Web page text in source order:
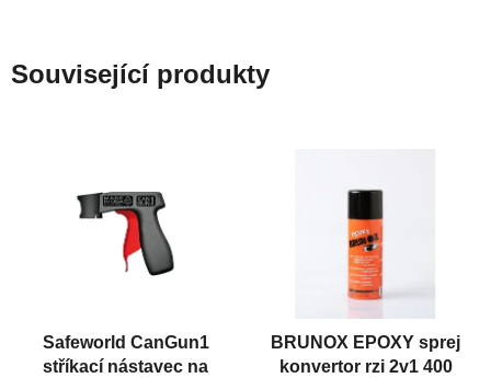
Související produkty
Safeworld CanGun1
stříkací nástavec na
BRUNOX EPOXY sprej
konvertor rzi 2v1 400